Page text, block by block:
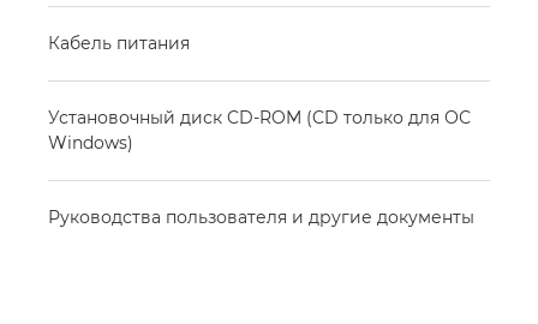
Кабель питания
Установочный диск CD-ROM (CD только для ОС
Windows)
Руководства пользователя и другие документы